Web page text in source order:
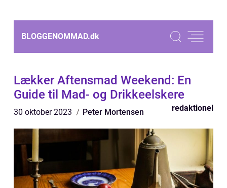
BLOGGENOMMAD.dk
Lækker Aftensmad Weekend: En
Guide til Mad- og Drikkeelskere
30 oktober 2023 Peter Mortensen redaktionel